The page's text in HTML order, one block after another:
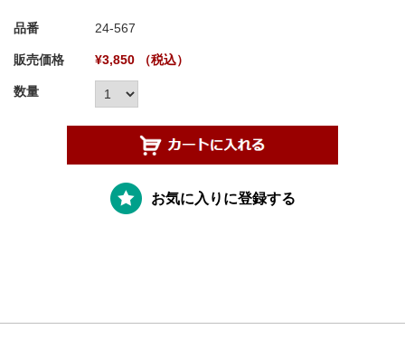
品番 24-567
販売価格 ¥3,850 （税込）
数量
お気に入りに登録する